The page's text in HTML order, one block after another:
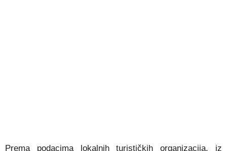
Prema podacima lokalnih turističkih organizacija, iz